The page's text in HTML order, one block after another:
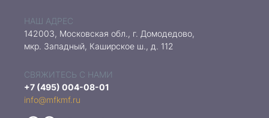
НАШ АДРЕС
142003, Московская обл., г. Домодедово,
мкр. Западный, Каширское ш., д. 112
СВЯЖИТЕСЬ С НАМИ
+7 (495) 004-08-01
info@mfkmf.ru